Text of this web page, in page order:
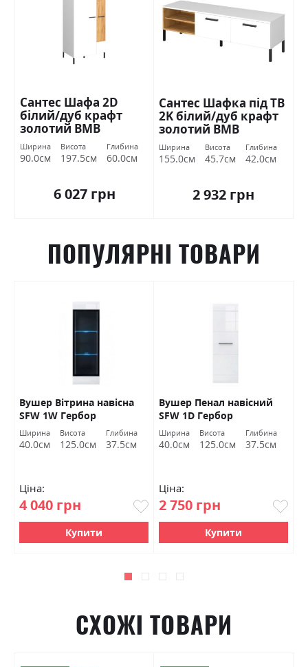
Сантес Шафа 2D
білий/дуб крафт
золотий ВМВ
Холдинг
Ширина
90.0см
Висота
197.5см
Глибина
60.0см
6 027 грн
Сантес Шафкa під ТВ
2K білий/дуб крафт
золотий ВМВ
Холдинг
Ширина
155.0см
Висота
45.7см
Глибина
42.0см
2 932 грн
ПОПУЛЯРНІ ТОВАРИ
Вушер Вітрина навісна
SFW 1W Гербор
Ширина
40.0см
Висота
125.0см
Глибина
37.5см
Ціна:
4 040 грн
Купити
Вушер Пенал навісний
SFW 1D Гербор
Ширина
40.0см
Висота
125.0см
Глибина
37.5см
Ціна:
2 750 грн
Купити
СХОЖІ ТОВАРИ